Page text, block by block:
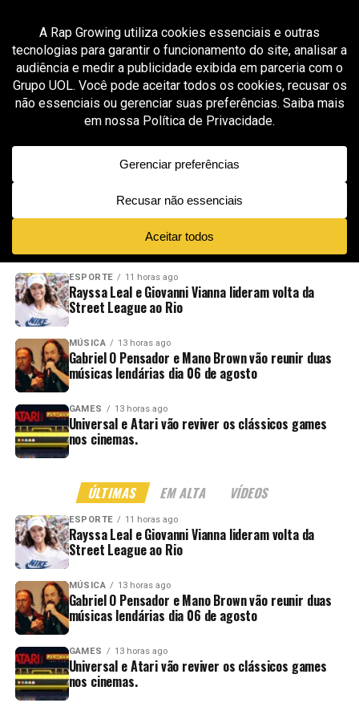
All posts tagged "conscious rap"
GROOVER X RAP GROWING 1 mês ago
Josh Garnett reforça sua visão artística com
“Show You How”, faixa que une melodia,
introspecção e constância
NOVIDADES EM ALTA VÍDEOS
ESPORTE 11 horas ago
Rayssa Leal e Giovanni Vianna lideram volta da
Street League ao Rio
MÚSICA 13 horas ago
Gabriel O Pensador e Mano Brown vão reunir duas
músicas lendárias dia 06 de agosto
GAMES 13 horas ago
Universal e Atari vão reviver os clássicos games
nos cinemas.
ÚLTIMAS EM ALTA VÍDEOS
ESPORTE 11 horas ago
Rayssa Leal e Giovanni Vianna lideram volta da
Street League ao Rio
MÚSICA 13 horas ago
Gabriel O Pensador e Mano Brown vão reunir duas
músicas lendárias dia 06 de agosto
GAMES 13 horas ago
Universal e Atari vão reviver os clássicos games
nos cinemas.